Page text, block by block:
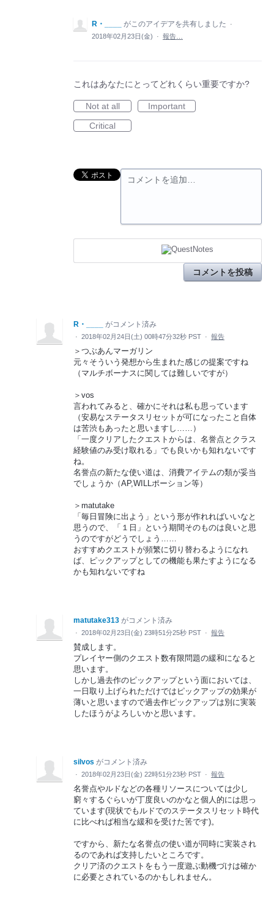
R・____ がこのアイデアを共有しました
·
2018年02月23日(金)
· 報告…
これはあなたにとってどれくらい重要ですか?
Not at all
Important
Critical
コメントを追加…
コメントを投稿
R・____ がコメント済み
· 2018年02月24日(土) 00時47分32秒 PST · 報告
＞つぶあんマーガリン
元々そういう発想から生まれた感じの提案ですね
（マルチボーナスに関しては難しいですが）
＞vos
言われてみると、確かにそれは私も思っています
（安易なステータスリセットが可になったこと自体
は苦渋もあったと思いますし……）
「一度クリアしたクエストからは、名誉点とクラス
経験値のみ受け取れる」でも良いかも知れないです
ね。
名誉点の新たな使い道は、消費アイテムの類が妥当
でしょうか（AP,WILLポーション等）
＞matutake
「毎日冒険に出よう」という形が作れればいいなと
思うので、「１日」という期間そのものは良いと思
うのですがどうでしょう……
おすすめクエストが頻繁に切り替わるようになれ
ば、ピックアップとしての機能も果たすようになる
かも知れないですね
matutake313 がコメント済み
· 2018年02月23日(金) 23時51分25秒 PST · 報告
賛成します。
プレイヤー側のクエスト数有限問題の緩和になると
思います。
しかし過去作のピックアップという面においては、
一日取り上げられただけではピックアップの効果が
薄いと思いますので過去作ピックアップは別に実装
したほうがよろしいかと思います。
silvos がコメント済み
· 2018年02月23日(金) 22時51分23秒 PST · 報告
名誉点やルドなどの各種リソースについては少し
窮々するぐらいが丁度良いのかなと個人的には思っ
ています(現状でもルドでのステータスリセット時代
に比べれば相当な緩和を受けた筈です)。
ですから、新たな名誉点の使い道が同時に実装され
るのであれば支持したいところです。
クリア済のクエストをもう一度遊ぶ動機づけは確か
に必要とされているのかもしれません。